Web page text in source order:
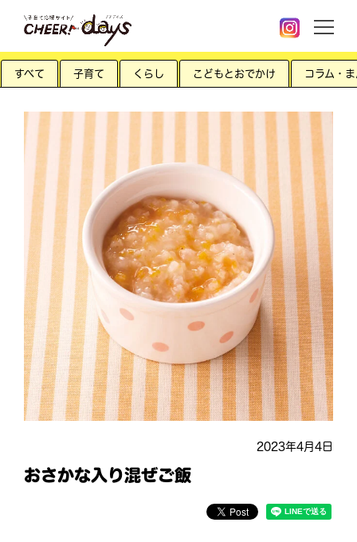
すべて 子育て くらし こどもとおでかけ コラム・
2023年4月4日
おさかな入り混ぜご飯